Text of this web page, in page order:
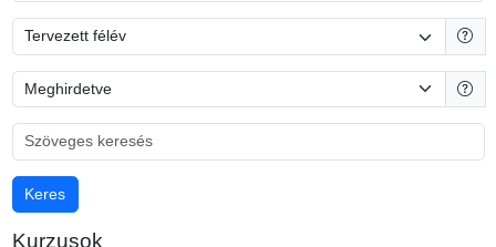
Kurzusok